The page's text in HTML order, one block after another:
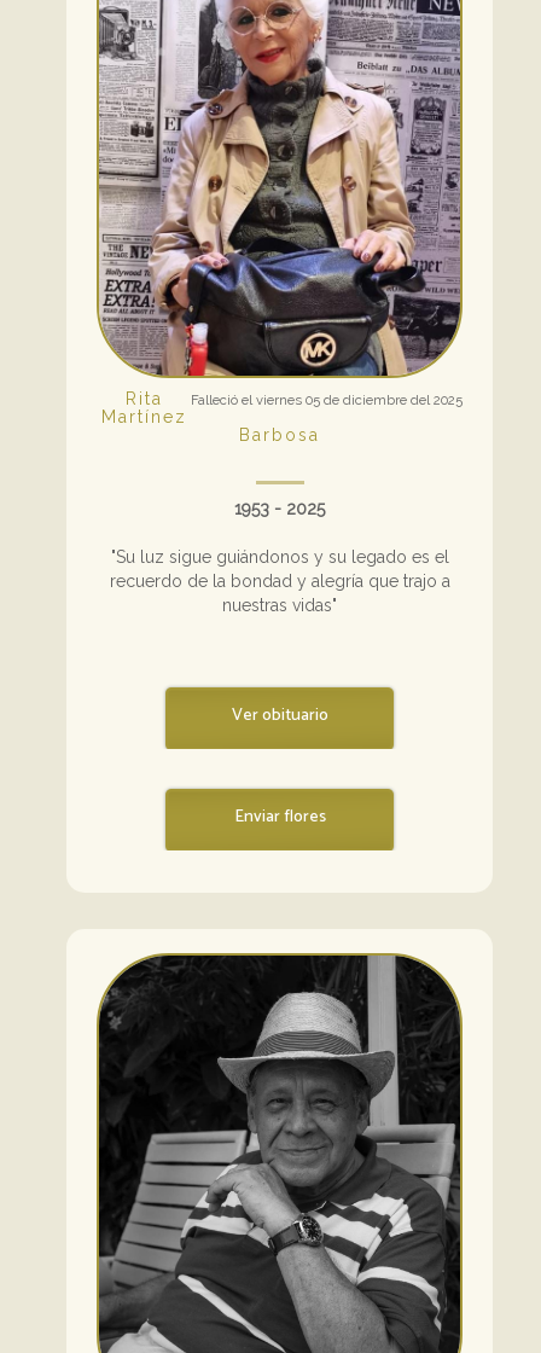
Falleció el viernes 05 de diciembre del 2025
Rita
Martínez
Barbosa
1953 - 2025
"Su luz sigue guiándonos y su legado es el
recuerdo de la bondad y alegría que trajo a
nuestras vidas"
Ver obituario
Enviar flores